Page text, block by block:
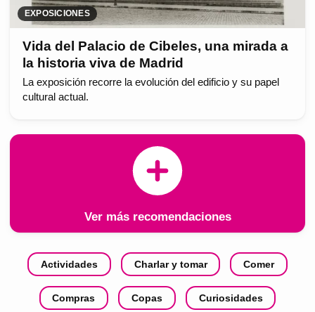
EXPOSICIONES
Vida del Palacio de Cibeles, una mirada a
la historia viva de Madrid
La exposición recorre la evolución del edificio y su papel
cultural actual.
Ver más recomendaciones
Actividades Charlar y tomar Comer
Compras Copas Curiosidades